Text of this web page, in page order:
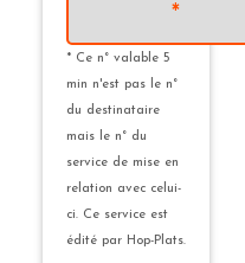
*
* Ce n° valable 5
min n'est pas le n°
du destinataire
mais le n° du
service de mise en
relation avec celui-
ci. Ce service est
édité par Hop-Plats.